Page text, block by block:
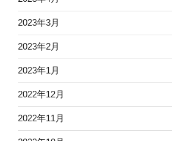
2023年3月
2023年2月
2023年1月
2022年12月
2022年11月